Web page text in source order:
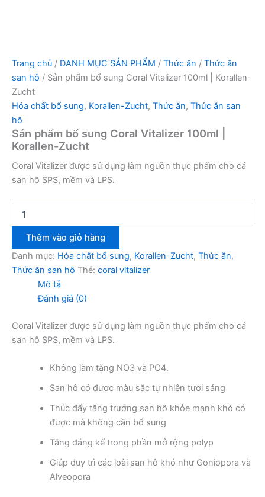
Trang chủ / DANH MỤC SẢN PHẨM / Thức ăn / Thức ăn
san hô / Sản phẩm bổ sung Coral Vitalizer 100ml | Korallen-
Zucht
Hóa chất bổ sung, Korallen-Zucht, Thức ăn, Thức ăn san
hô
Sản phẩm bổ sung Coral Vitalizer 100ml |
Korallen-Zucht
Coral Vitalizer được sử dụng làm nguồn thực phẩm cho cả
san hô SPS, mềm và LPS.
Thêm vào giỏ hàng
Danh mục: Hóa chất bổ sung, Korallen-Zucht, Thức ăn,
Thức ăn san hô Thẻ: coral vitalizer
Mô tả
Đánh giá (0)
Coral Vitalizer được sử dụng làm nguồn thực phẩm cho cả
san hô SPS, mềm và LPS.
Không làm tăng NO3 và PO4.
San hô có được màu sắc tự nhiên tươi sáng
Thúc đẩy tăng trưởng san hô khỏe mạnh khó có
được mà không cần bổ sung
Tăng đáng kể trong phần mở rộng polyp
Giúp duy trì các loài san hô khó như Goniopora và
Alveopora